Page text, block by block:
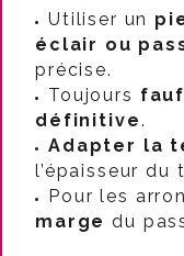
Utiliser un
éclair ou
précise.
Toujours
définitive.
Adapter la
l’épaisseur du
Pour les
marge du